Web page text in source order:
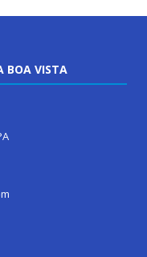
BOA VISTA